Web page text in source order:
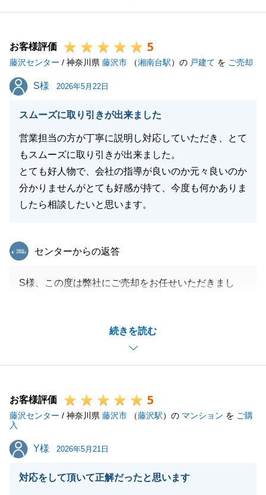
H様のご協力のお陰で大変スムーズにお取引が進みま
売却の方のお引き渡しに向けて引き続き宜しくお願い
致します。
閉じる
お客様評価 5
藤沢センター / 神奈川県 藤沢市 （湘南台駅）の 戸建て を ご売却
S様
S様 2026年5月22日
スムーズに取り引きが出来ました
営業担当の方が丁寧に説明し対応していただき、とて
もスムーズに取り引きが出来ました。
とても好人物で、会社の指導が良いのか元々良いのか
分かりませんがとても好感が持て、今度も何かありま
したら相談したいと思います。
続きを読む
東急リバブル
センターからの返答
S様、この度は弊社にご売却をお任せいただきまし
協力をいただきましたことを感謝申し上げます。
お住み替え先ではカフェを開業されるとのことでした
ので、是非お伺いさせていただければ幸いです。
お客様評価 5
藤沢センター / 神奈川県 藤沢市 （藤沢駅）の マンション を ご購
入
Y様
Y様 2026年5月21日
対応をして頂いて正解だったと思います